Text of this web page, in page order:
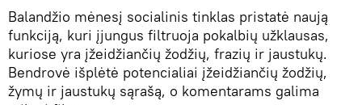
Balandžio mėnesį socialinis tinklas pristatė naują
funkciją, kuri įjungus filtruoja pokalbių užklausas,
kuriose yra įžeidžiančių žodžių, frazių ir jaustukų.
Bendrovė išplėtė potencialiai įžeidžiančių žodžių,
žymų ir jaustukų sąrašą, o komentarams galima